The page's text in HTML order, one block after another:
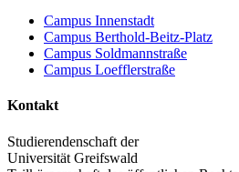
Campus Innenstadt
Campus Berthold-Beitz-Platz
Campus Soldmannstraße
Campus Loefflerstraße
Kontakt
Studierendenschaft der
Universität Greifswald